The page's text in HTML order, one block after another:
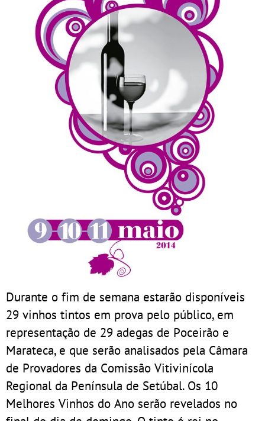
Durante o fim de semana estarão disponíveis
29 vinhos tintos em prova pelo público, em
representação de 29 adegas de Poceirão e
Marateca, e que serão analisados pela Câmara
de Provadores da Comissão Vitivinícola
Regional da Península de Setúbal. Os 10
Melhores Vinhos do Ano serão revelados no